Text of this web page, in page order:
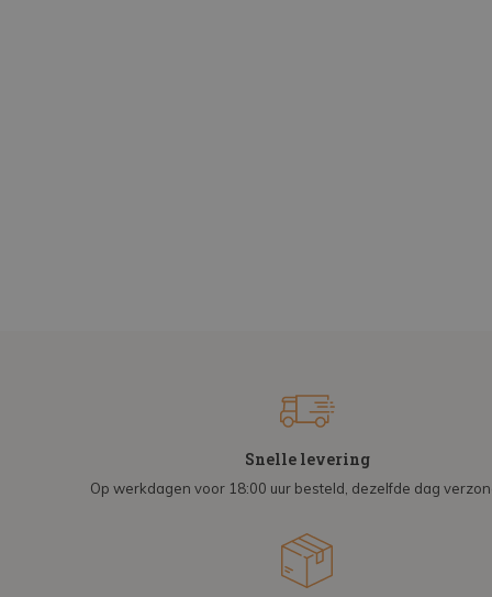
Snelle levering
Op werkdagen voor 18:00 uur besteld, dezelfde dag